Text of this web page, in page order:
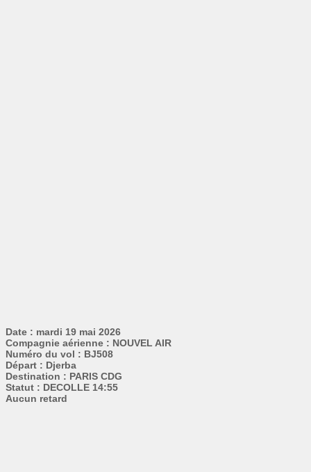
Date : mardi 19 mai 2026
Compagnie aérienne : NOUVEL AIR
Numéro du vol : BJ508
Départ : Djerba
Destination : PARIS CDG
Statut : DECOLLE 14:55
Aucun retard